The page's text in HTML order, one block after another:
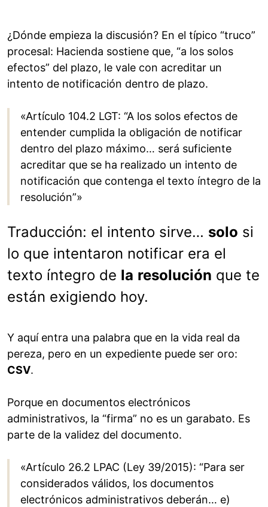
¿Dónde empieza la discusión? En el típico “truco”
procesal: Hacienda sostiene que, “a los solos
efectos” del plazo, le vale con acreditar un
intento de notificación dentro de plazo.
«Artículo 104.2 LGT: “A los solos efectos de
entender cumplida la obligación de notificar
dentro del plazo máximo… será suficiente
acreditar que se ha realizado un intento de
notificación que contenga el texto íntegro de la
resolución”»
Traducción: el intento sirve… solo si
lo que intentaron notificar era el
texto íntegro de la resolución que te
están exigiendo hoy.
Y aquí entra una palabra que en la vida real da
pereza, pero en un expediente puede ser oro:
CSV.
Porque en documentos electrónicos
administrativos, la “firma” no es un garabato. Es
parte de la validez del documento.
«Artículo 26.2 LPAC (Ley 39/2015): “Para ser
considerados válidos, los documentos
electrónicos administrativos deberán… e)